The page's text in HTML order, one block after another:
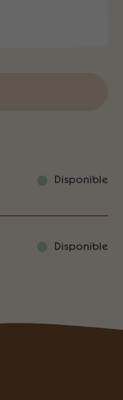
Disponible
Disponible